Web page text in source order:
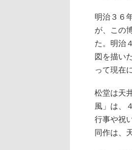
明治３６
が、この
た。明治
図を描い
って現在
松堂は天
風」は、
行事や祝
同作は、